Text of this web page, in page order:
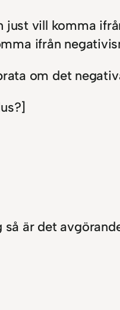
just vill komma
ifrån
om det
är det